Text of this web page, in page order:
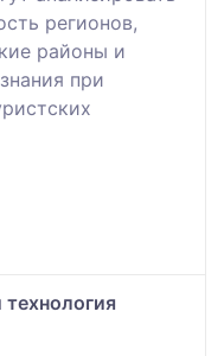
регионов,
районы и
при